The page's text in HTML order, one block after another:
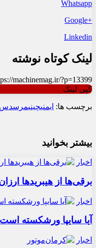
Whatsapp
+Google
Linkedin
لینک کوتاه نوشته
machinemag.ir/?p=13399
کپی لینک
برچسب ها: ایمنیچینیمرسدس
بیشتر بخوانید
اخبار
برقی‌ها از هیبریدها
اخبار
آیا سایپا ورشکسته
اخبار